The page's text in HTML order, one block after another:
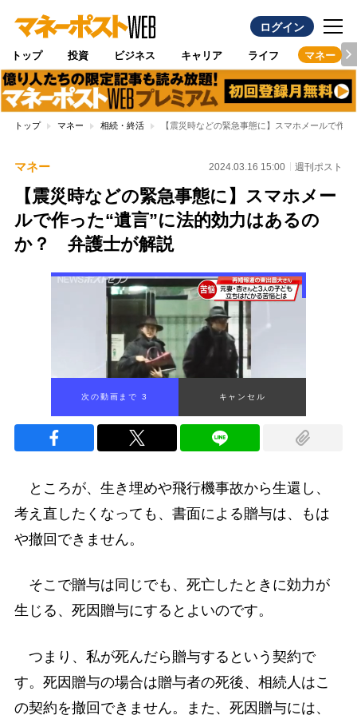
ログイン
トップ 投資 ビジネス キャリア ライフ マネー
トップ マネー 相続・終活 【震災時などの緊急事態に】スマホメールで作
マネー 2024.03.16 15:00 週刊ポスト
【震災時などの緊急事態に】スマホメー
ルで作った“遺言”に法的効力はあるの
か？ 弁護士が解説
次の動画まで 2 キャンセル
ところが、生き埋めや飛行機事故から生還し、
考え直したくなっても、書面による贈与は、もは
や撤回できません。
そこで贈与は同じでも、死亡したときに効力が
生じる、死因贈与にするとよいのです。
つまり、私が死んだら贈与するという契約で
す。死因贈与の場合は贈与者の死後、相続人はこ
の契約を撤回できません。また、死因贈与には、